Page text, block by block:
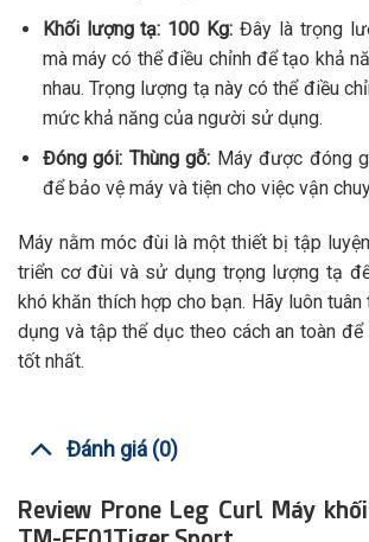
Khối lượng tạ: 100 Kg: Đây là trọng
mà máy có thể điều chỉnh để tạo khả
nhau. Trọng lượng tạ này có thể điều
mức khả năng của người sử dụng.
Đóng gói: Thùng gỗ: Máy được đóng
để bảo vệ máy và tiện cho việc vận
Máy nằm móc đùi là một thiết bị tập
triển cơ đùi và sử dụng trọng lượng tạ
khó khăn thích hợp cho bạn. Hãy luôn
dụng và tập thể dục theo cách an toàn
tốt nhất.
Đánh giá (0)
Review Prone Leg Curl Máy